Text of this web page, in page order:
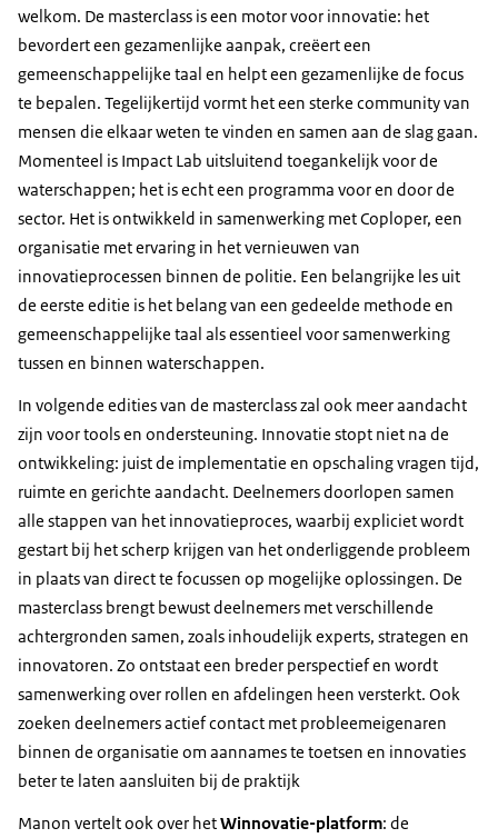
welkom. De masterclass is een motor voor innovatie: het
bevordert een gezamenlijke aanpak, creëert een
gemeenschappelijke taal en helpt een gezamenlijke de focus
te bepalen. Tegelijkertijd vormt het een sterke community van
mensen die elkaar weten te vinden en samen aan de slag gaan.
Momenteel is Impact Lab uitsluitend toegankelijk voor de
waterschappen; het is echt een programma voor en door de
sector. Het is ontwikkeld in samenwerking met Coploper, een
organisatie met ervaring in het vernieuwen van
innovatieprocessen binnen de politie. Een belangrijke les uit
de eerste editie is het belang van een gedeelde methode en
gemeenschappelijke taal als essentieel voor samenwerking
tussen en binnen waterschappen.
In volgende edities van de masterclass zal ook meer aandacht
zijn voor tools en ondersteuning. Innovatie stopt niet na de
ontwikkeling: juist de implementatie en opschaling vragen tijd,
ruimte en gerichte aandacht. Deelnemers doorlopen samen
alle stappen van het innovatieproces, waarbij expliciet wordt
gestart bij het scherp krijgen van het onderliggende probleem
in plaats van direct te focussen op mogelijke oplossingen. De
masterclass brengt bewust deelnemers met verschillende
achtergronden samen, zoals inhoudelijk experts, strategen en
innovatoren. Zo ontstaat een breder perspectief en wordt
samenwerking over rollen en afdelingen heen versterkt. Ook
zoeken deelnemers actief contact met probleemeigenaren
binnen de organisatie om aannames te toetsen en innovaties
beter te laten aansluiten bij de praktijk
Manon vertelt ook over hetWinnovatie-platform: de